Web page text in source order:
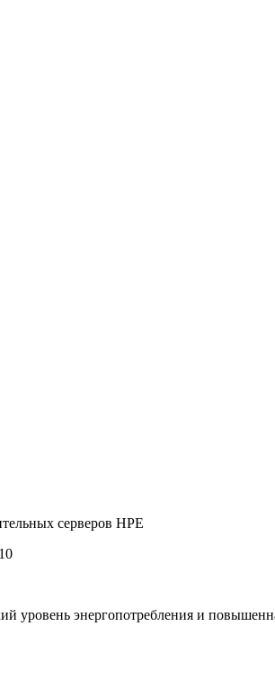
серверов HPE
уровень энергопотребления и